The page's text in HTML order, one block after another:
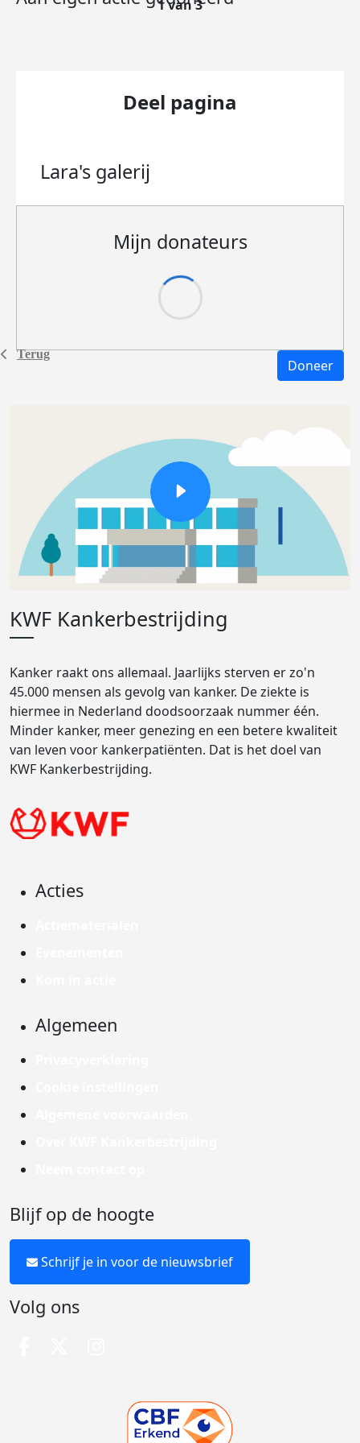
Terug
1 van 3
Deel pagina
Lara's galerij
Mijn donateurs
Doneer
KWF Kankerbestrijding
Kanker raakt ons allemaal. Jaarlijks sterven er zo'n
45.000 mensen als gevolg van kanker. De ziekte is
hiermee in Nederland doodsoorzaak nummer één.
Minder kanker, meer genezing en een betere kwaliteit
van leven voor kankerpatiënten. Dat is het doel van
KWF Kankerbestrijding.
Acties
Algemeen
Blijf op de hoogte
Schrijf je in voor de nieuwsbrief
Volg ons